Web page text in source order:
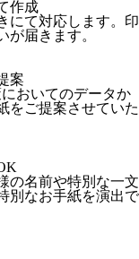
にて対応します。印
が届きます。
おいてのデータか
をご提案させていた
の名前や特別な一文
別なお手紙を演出で